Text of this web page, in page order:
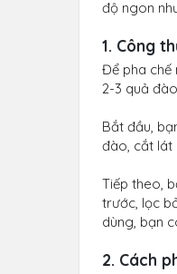
độ ngon
1. Công
Để pha chế
2-3 quả
Bắt đầu,
đào, cắt lát
Tiếp theo,
trước, lọc
dùng, bạn
2. Cách